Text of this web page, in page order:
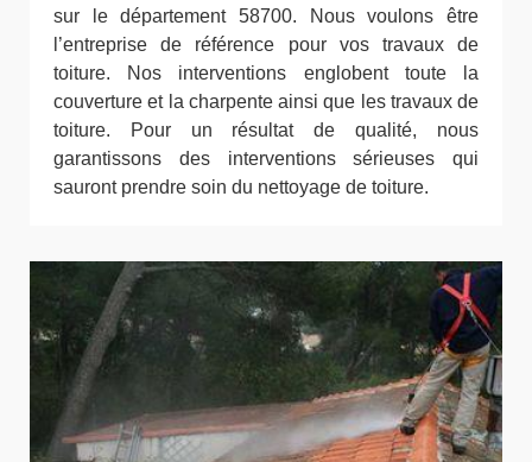
sur le département 58700. Nous voulons être
l’entreprise de référence pour vos travaux de
toiture. Nos interventions englobent toute la
couverture et la charpente ainsi que les travaux de
toiture. Pour un résultat de qualité, nous
garantissons des interventions sérieuses qui
sauront prendre soin du nettoyage de toiture.